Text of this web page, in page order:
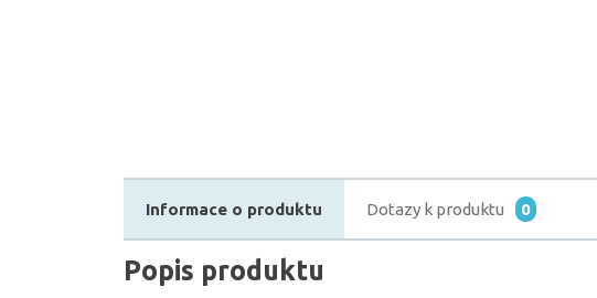
Informace o produktu Dotazy k produktu 0
Popis produktu